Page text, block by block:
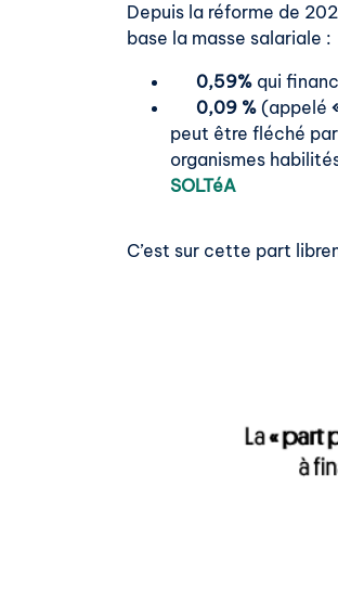
Depuis la réforme de
base la masse salariale :
0,59% qui
0,09 % (appelé
peut être fléché
organismes
SOLTéA
C’est sur cette part